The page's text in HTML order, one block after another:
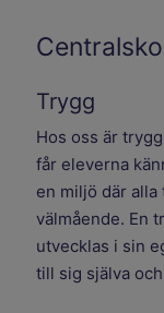
Trygg
Hos oss är
får eleverna
en miljö där alla
välmående. En
utvecklas i sin
till sig själva